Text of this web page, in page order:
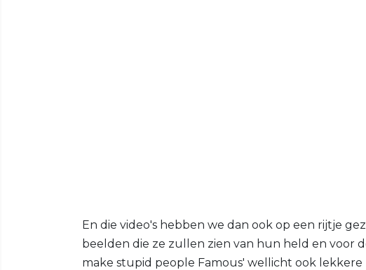
En die video's hebben we dan ook op een rijtje
beelden die ze zullen zien van hun held en voor
make stupid people Famous' wellicht ook lekkere